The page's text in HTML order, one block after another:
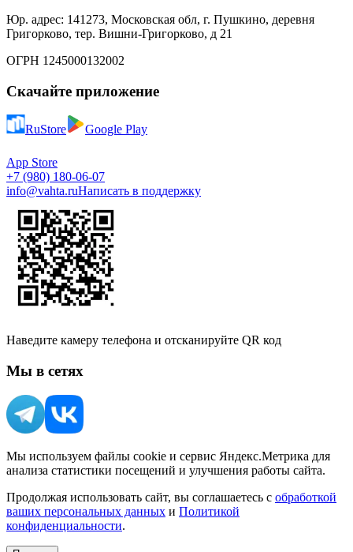
Юр. адрес: 141273, Московская обл, г. Пушкино, деревня
Григорково, тер. Вишни-Григорково, д 21
ОГРН 1245000132002
Скачайте приложение
RuStore Google Play
App Store
+7 (980) 180-06-07
info@vahta.ruНаписать в поддержку
Наведите камеру телефона и отсканируйте QR код
Мы в сетях
Мы используем файлы cookie и сервис Яндекс.Метрика для
анализа статистики посещений и улучшения работы сайта.
Продолжая использовать сайт, вы соглашаетесь с обработкой
ваших персональных данных и Политикой
конфиденциальности.